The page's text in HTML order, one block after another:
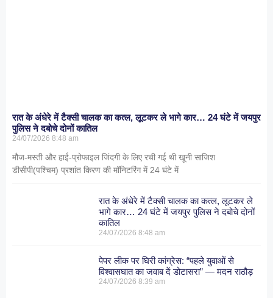
रात के अंधेरे में टैक्सी चालक का कत्ल, लूटकर ले भागे कार… 24 घंटे में जयपुर
पुलिस ने दबोचे दोनों कातिल
24/07/2026 8:48 am
मौज-मस्ती और हाई-प्रोफाइल जिंदगी के लिए रची गई थी खूनी साजिश
डीसीपी(पश्चिम) प्रशांत किरण की मॉनिटरिंग में 24 घंटे में
रात के अंधेरे में टैक्सी चालक का कत्ल, लूटकर ले
भागे कार… 24 घंटे में जयपुर पुलिस ने दबोचे दोनों
कातिल
24/07/20268:48 am
पेपर लीक पर घिरी कांग्रेस: “पहले युवाओं से
विश्वासघात का जवाब दें डोटासरा” — मदन राठौड़
24/07/20268:39 am